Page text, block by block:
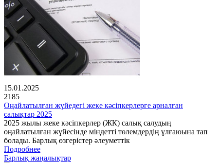
15.01.2025
2185
Оңайлатылған жүйедегі жеке кәсіпкерлерге арналған
салықтар 2025
2025 жылы жеке кәсіпкерлер (ЖК) салық салудың
оңайлатылған жүйесінде міндетті төлемдердің ұлғаюына тап
болады. Барлық өзгерістер әлеуметтік
Подробнее
Барлық жаңалықтар